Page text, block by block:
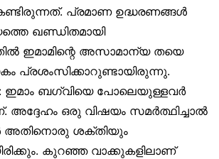
പ്രമാണ ഉദ്ധരണങ്ങള്‍
ഖണ്ഡിതമായി
ഇമാമിന്റെ അസാമാന്യ തയെ
പ്രശംസിക്കാറുണ്ടായിരുന്നു.
ഇമാം ബഗ്‌വിയെ പോലെയുള്ളവര്‍
അദ്ദേഹം ഒരു വിഷയം സമര്‍ത്ഥിച്ചാല്‍
അതിനൊരു ശക്തിയും
കുറഞ്ഞ വാക്കുകളിലാണ്